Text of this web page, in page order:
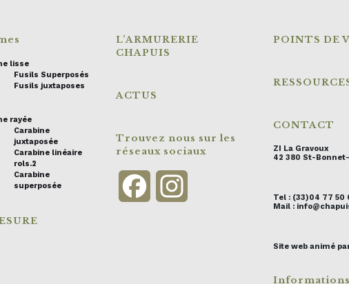
lisse
Fusils Superposés
Fusils juxtaposes
rayée
Carabine
juxtaposée
Carabine linéaire
rols.2
Carabine
superposée
L’ARMURERIE
CHAPUIS
ACTUS
Trouvez nous sur les
réseaux sociaux
Facebook
POINTS DE
CONTACT
ZI La Gravoux
42 380 St-
Tel : (33)04 77 50
Mail :
Site web animé